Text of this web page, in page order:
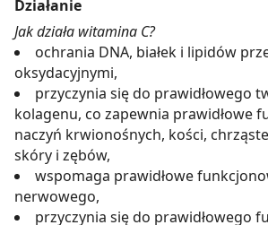
Działanie
Jak działa witamina C?
ochrania DNA, białek i lipidów
oksydacyjnymi,
przyczynia się do prawidłowego
kolagenu, co zapewnia prawidłowe
naczyń krwionośnych, kości,
skóry i zębów,
wspomaga prawidłowe
nerwowego,
przyczynia się do prawidłowego